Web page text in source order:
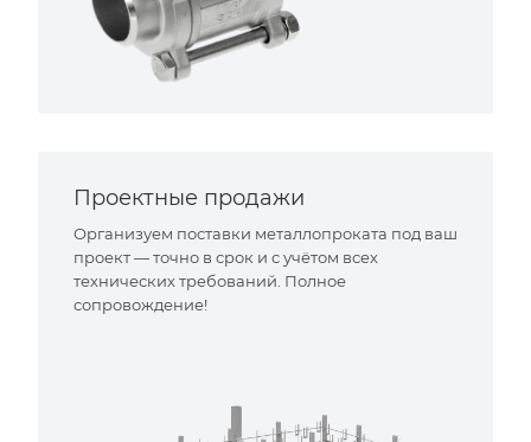
Проектные продажи
Организуем поставки металлопроката под ваш
проект — точно в срок и с учётом всех
технических требований. Полное
сопровождение!